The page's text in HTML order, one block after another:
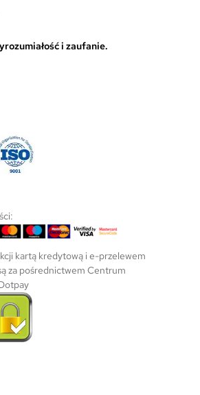
i zaufanie.
kartą kredytową i e-przelewem
za pośrednictwem Centrum